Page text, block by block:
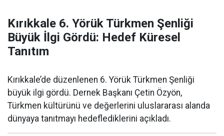
Kırıkkale 6. Yörük Türkmen Şenliği
Büyük İlgi Gördü: Hedef Küresel
Tanıtım
Kırıkkale’de düzenlenen 6. Yörük Türkmen Şenliği
büyük ilgi gördü. Dernek Başkanı Çetin Özyön,
Türkmen kültürünü ve değerlerini uluslararası alanda
dünyaya tanıtmayı hedeflediklerini açıkladı.